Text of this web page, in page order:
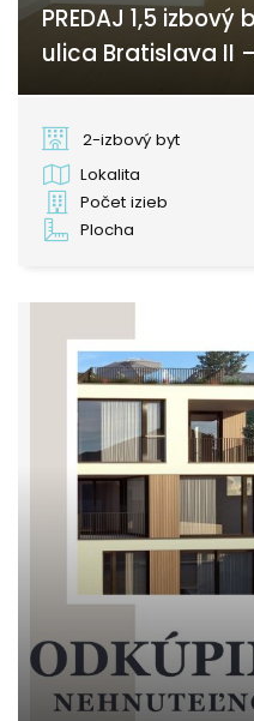
PREDAJ 1,5
ulica Bratislava II
2-izbový byt
Lokalita
Počet izieb
Plocha